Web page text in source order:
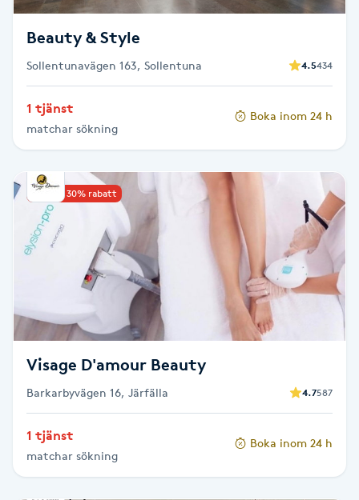
Nagelförlängning gelé
Nagelförlängning silke
Nagelförstärkning
Nagelklippning
Nagelsvamp
Naglar borttagning
Naglar reparation
Beauty & Style
Sollentunavägen 163, Sollentuna 4.5434
1 tjänst
matchar sökning
Boka inom 24 h
Upp till 30% rabatt
Visage D'amour Beauty
Barkarbyvägen 16, Järfälla 4.7587
1 tjänst
matchar sökning
Boka inom 24 h